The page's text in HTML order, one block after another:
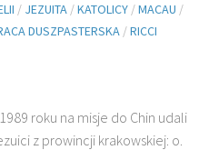
/ JEZUITA /KATOLICY /MACAU /
DUSZPASTERSKA /RICCI
roku na misje do Chin udali
z prowincji krakowskiej: o.